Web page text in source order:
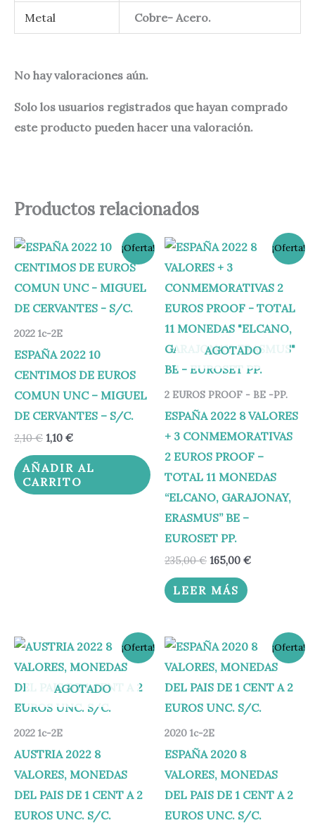
Metal Cobre- Acero.
No hay valoraciones aún.
Solo los usuarios registrados que hayan comprado
este producto pueden hacer una valoración.
Productos relacionados
¡Oferta!
2022 1c-2E
ESPAÑA 2022 10
CENTIMOS DE EUROS
COMUN UNC – MIGUEL
DE CERVANTES – S/C.
2,10€
El
precio
original
era:
2,10 €.
1,10 €
El
precio
actual
es:
1,10 €.
AÑADIR AL
CARRITO
¡Oferta!
AGOTADO
2 EUROS PROOF - BE -PP.
ESPAÑA 2022 8 VALORES
+ 3 CONMEMORATIVAS
2 EUROS PROOF –
TOTAL 11 MONEDAS
“ELCANO, GARAJONAY,
ERASMUS” BE –
EUROSET PP.
235,00€
El
precio
original
era:
235,00 €.
165,00 €
El
precio
es:
165,00 €.
LEER MÁS
¡Oferta!
AGOTADO
2022 1c-2E
AUSTRIA 2022 8
VALORES, MONEDAS
DEL PAIS DE 1 CENT A 2
EUROS UNC. S/C.
El
precio
original
9,95 €.
El
precio
actual
8,99 €.
¡Oferta!
2020 1c-2E
ESPAÑA 2020 8
VALORES, MONEDAS
DEL PAIS DE 1 CENT A 2
EUROS UNC. S/C.
El
precio
original
era:
9,50 €.
El
precio
actual
es:
8,50 €.